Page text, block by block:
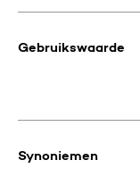
Gebruikswaarde
Synoniemen